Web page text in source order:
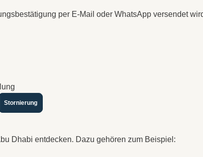
per E-Mail oder WhatsApp versendet
Stornierung
Dhabi entdecken. Dazu gehören zum Beispiel: